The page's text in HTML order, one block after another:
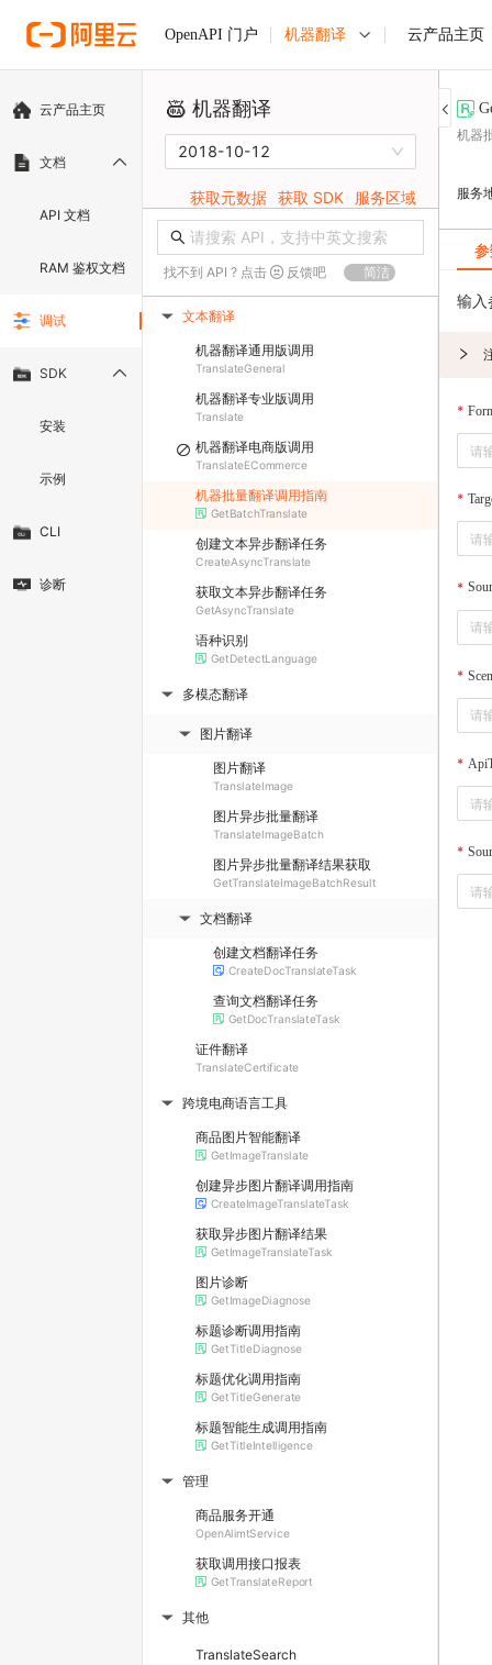
OpenAPI 门户 机器翻译 云产品主页
云产品主页
文档
API 文档
RAM 鉴权文档
调试
SDK
安装
示例
CLI
诊断
机器翻译
2018-10-12
获取元数据 获取 SDK 服务区域
找不到 API ? 点击 反馈吧 简洁
▶ 文本翻译
机器翻译通用版调用
TranslateGeneral
机器翻译专业版调用
Translate
机器翻译电商版调用
TranslateECommerce
机器批量翻译调用指南
GetBatchTranslate
创建文本异步翻译任务
CreateAsyncTranslate
获取文本异步翻译任务
GetAsyncTranslate
语种识别
GetDetectLanguage
▶ 多模态翻译
▶ 图片翻译
图片翻译
TranslateImage
图片异步批量翻译
TranslateImageBatch
图片异步批量翻译结果获取
GetTranslateImageBatchResult
▶ 文档翻译
创建文档翻译任务
CreateDocTranslateTask
查询文档翻译任务
GetDocTranslateTask
证件翻译
TranslateCertificate
▶ 跨境电商语言工具
商品图片智能翻译
GetImageTranslate
创建异步图片翻译调用指南
CreateImageTranslateTask
获取异步图片翻译结果
GetImageTranslateTask
图片诊断
GetImageDiagnose
标题诊断调用指南
GetTitleDiagnose
标题优化调用指南
GetTitleGenerate
标题智能生成调用指南
GetTitleIntelligence
▶ 管理
商品服务开通
OpenAlimtService
获取调用接口报表
GetTranslateReport
▶ 其他
TranslateSearch
机器
服务
输入